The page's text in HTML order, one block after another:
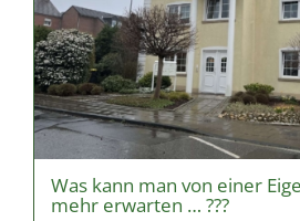
Was kann man von einer
mehr erwarten … ???